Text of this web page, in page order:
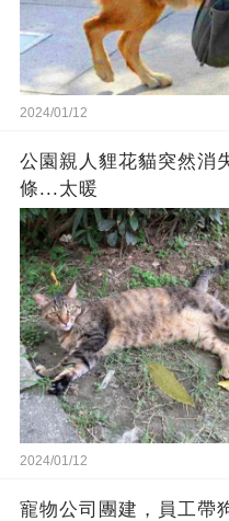
2024/01/12
公園親人貍花貓突然消
條...太暖
2024/01/12
寵物公司團建，員工帶